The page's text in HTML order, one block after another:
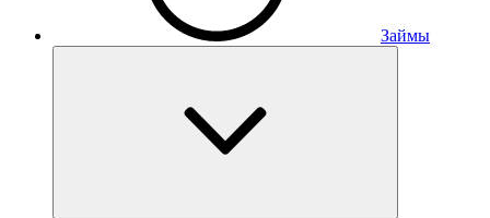
Займы